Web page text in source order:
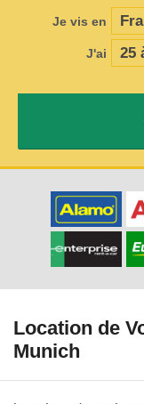
Je vis en
J'ai
Location de
Munich